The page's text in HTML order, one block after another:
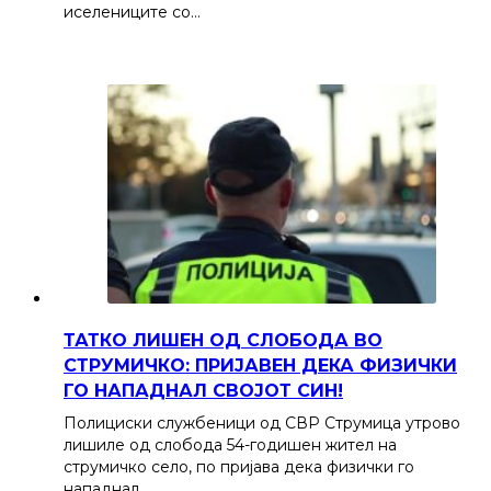
иселениците со…
ТАТКО ЛИШЕН ОД СЛОБОДА ВО
СТРУМИЧКО: ПРИЈАВЕН ДЕКА ФИЗИЧКИ
ГО НАПАДНАЛ СВОЈОТ СИН!
Полициски службеници од СВР Струмица утрово
лишиле од слобода 54-годишен жител на
струмичко село, по пријава дека физички го